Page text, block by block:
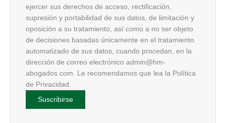
ejercer sus derechos de acceso, rectificación,
supresión y portabilidad de sus datos, de limitación y
oposición a su tratamiento, así como a no ser objeto
de decisiones basadas únicamente en el tratamiento
automatizado de sus datos, cuando procedan, en la
dirección de correo electrónico admin@hm-
abogados.com. Le recomendamos que lea la Política
de Privacidad.